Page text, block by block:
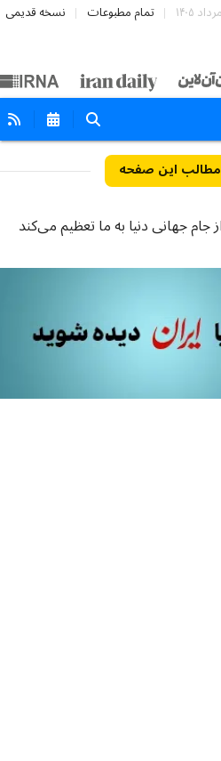
تمام مطبوعات نسخه قدیمی
مطالب این صفحه
جام جهانی دنیا به ما تعظیم می‌کند